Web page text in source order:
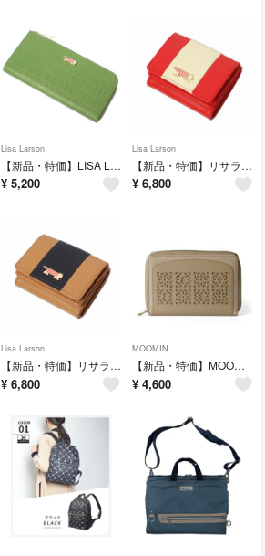
Lisa Larson
【新品・特価】LISA LARSON L字ファスナー 長財布 LTLM-06 G
¥ 5,200
Lisa Larson
【新品・特価】リサラーソン 三つ折り財布 LTLY-04 R
¥ 6,800
Lisa Larson
【新品・特価】リサラーソン 三つ折り財布 LTLY-04 B
¥ 6,800
MOOMIN
【新品・特価】MOOMIN ムーミン マルチケース ポーチ RMPS-04 BG
¥ 4,600